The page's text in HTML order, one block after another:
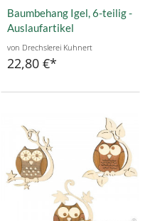
Baumbehang Igel, 6-teilig -
Auslaufartikel
von Drechslerei Kuhnert
22,80 €